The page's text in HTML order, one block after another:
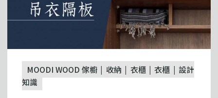
MOODI WOOD 傢櫥 收納 衣櫃 衣櫃
設計
知識